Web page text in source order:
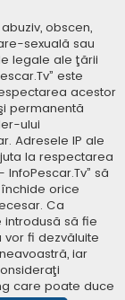
obscen,
sexuală sau
legale ale ţării
este
acestor
permanentă
ului
Adresele IP ale
la respectarea
să
orice
Ca
să fie
fi dezvăluite
iar
care poate duce